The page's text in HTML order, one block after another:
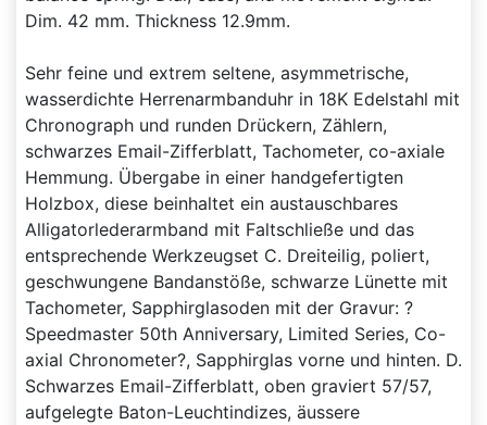
Dim. 42 mm. Thickness 12.9mm.
Sehr feine und extrem seltene, asymmetrische,
wasserdichte Herrenarmbanduhr in 18K Edelstahl mit
Chronograph und runden Drückern, Zählern,
schwarzes Email-Zifferblatt, Tachometer, co-axiale
Hemmung. Übergabe in einer handgefertigten
Holzbox, diese beinhaltet ein austauschbares
Alligatorlederarmband mit Faltschließe und das
entsprechende Werkzeugset C. Dreiteilig, poliert,
geschwungene Bandanstöße, schwarze Lünette mit
Tachometer, Sapphirglasoden mit der Gravur: ?
Speedmaster 50th Anniversary, Limited Series, Co-
axial Chronometer?, Sapphirglas vorne und hinten. D.
Schwarzes Email-Zifferblatt, oben graviert 57/57,
aufgelegte Baton-Leuchtindizes, äussere